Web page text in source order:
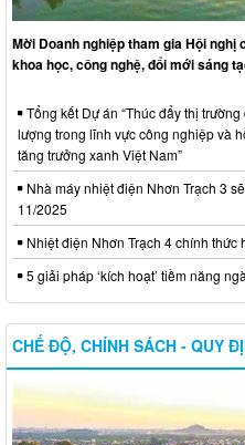
Mời Doanh nghiệp tham gia Hội
khoa học, công nghệ, đổi mới sáng
Tổng kết Dự án “Thúc đẩy thị
lượng trong lĩnh vực công nghiệp và
tăng trưởng xanh Việt Nam”
Nhà máy nhiệt điện Nhơn Trạch 3
11/2025
Nhiệt điện Nhơn Trạch 4 chính thức
5 giải pháp ‘kích hoạt’ tiềm năng
CHẾ ĐỘ, CHÍNH SÁCH - QUY